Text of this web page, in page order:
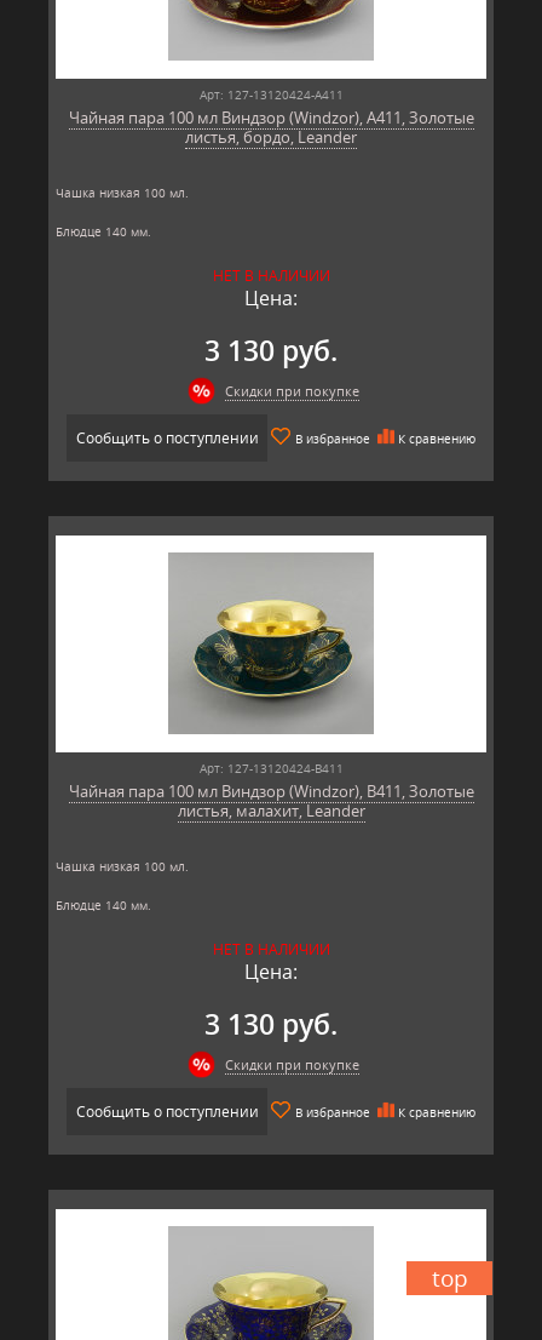
Арт: 127-13120424-A411
Чайная пара 100 мл Виндзор (Windzor), A411, Золотые
листья, бордо, Leander
Чашка низкая 100 мл.
Блюдце 140 мм.
Материал: твёрдый фарфор, позолота
Производитель: Leander, Чехия.
НЕТ В НАЛИЧИИ
Цена:
3 130 руб.
Скидки при покупке
Сообщить о поступлении В избранное К сравнению
Арт: 127-13120424-B411
Чайная пара 100 мл Виндзор (Windzor), B411, Золотые
листья, малахит, Leander
Чашка низкая 100 мл.
Блюдце 140 мм.
Материал: твёрдый фарфор, позолота
Производитель: Leander, Чехия.
НЕТ В НАЛИЧИИ
Цена:
3 130 руб.
Скидки при покупке
Сообщить о поступлении В избранное К сравнению
top